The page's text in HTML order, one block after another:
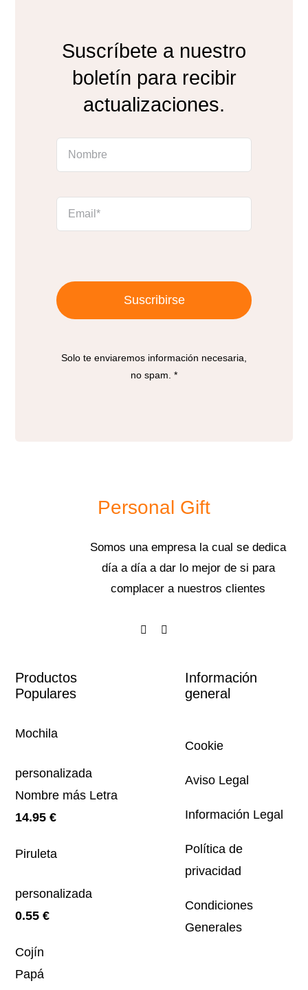
Suscríbete a nuestro
boletín para recibir
actualizaciones.
Suscribirse
Solo te enviaremos información necesaria,
no spam. *
Personal Gift
Somos una empresa la cual se dedica
día a día a dar lo mejor de si para
complacer a nuestros clientes
Productos
Populares
Mochila
personalizada
Nombre más Letra
14.95€
Piruleta
personalizada
0.55€
Cojín
Papá
Información
general
Cookie
Aviso Legal
Información Legal
Política de
privacidad
Condiciones
Generales